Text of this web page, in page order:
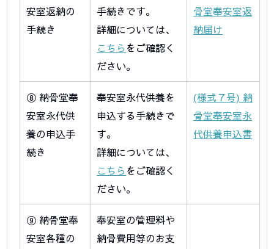
安室返納の
手続き
手続きです。
詳細については、
こちら をご確認く
ださい。
骨堂奉安室返
納届け
⑧ 納骨堂奉
安室永代供
養の申込手
続き
奉安室永代供養を
申込する手続きで
す。
詳細については、
こちら をご確認く
ださい。
(様式７号) 納
骨堂奉安室永
代供養申込書
⑨ 納骨堂奉
安室各種の
奉安室の管理料や
納骨費用等のお支